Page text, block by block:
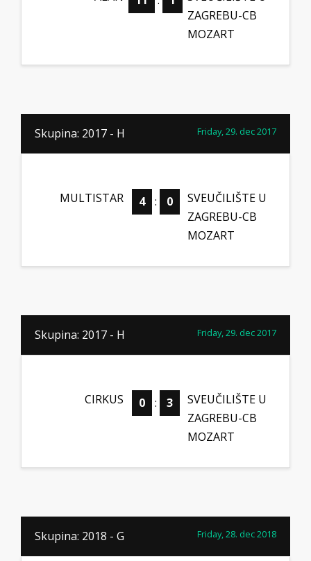
ZAGREBU-CB
MOZART
Skupina: 2017 - H Friday, 29. dec 2017
MULTISTAR 4 : 0
SVEUČILIŠTE U
ZAGREBU-CB
MOZART
Skupina: 2017 - H Friday, 29. dec 2017
CIRKUS 0 : 3
SVEUČILIŠTE U
ZAGREBU-CB
MOZART
Skupina: 2018 - G Friday, 28. dec 2018